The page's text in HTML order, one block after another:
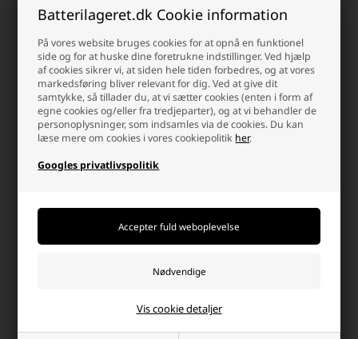
Batterilageret.dk Cookie information
På vores website bruges cookies for at opnå en funktionel
side og for at huske dine foretrukne indstillinger. Ved hjælp
af cookies sikrer vi, at siden hele tiden forbedres, og at vores
markedsføring bliver relevant for dig. Ved at give dit
samtykke, så tillader du, at vi sætter cookies (enten i form af
egne cookies og/eller fra tredjeparter), og at vi behandler de
personoplysninger, som indsamles via de cookies. Du kan
læse mere om cookies i vores cookiepolitik her.
Googles privatlivspolitik
Vis cookie detaljer
169,00 125,00 DKK
På lager
Afsendesi dag
+
25,23 DKK
På lager
- Afsendes i dag
- +